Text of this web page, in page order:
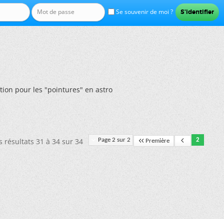
Se souvenir de moi ?
pour les "pointures" en astro
Page 2 sur 2 Première 2
résultats 31 à 34 sur 34